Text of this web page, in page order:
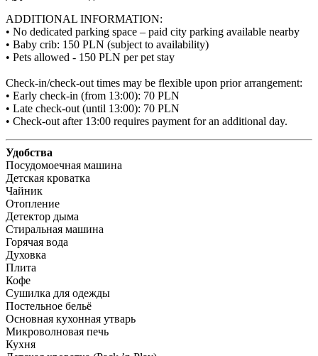
ADDITIONAL INFORMATION:
• No dedicated parking space – paid city parking available nearby
• Baby crib: 150 PLN (subject to availability)
• Pets allowed - 150 PLN per pet stay
Check-in/check-out times may be flexible upon prior arrangement:
• Early check-in (from 13:00): 70 PLN
• Late check-out (until 13:00): 70 PLN
• Check-out after 13:00 requires payment for an additional day.
Удобства
Посудомоечная машина
Детская кроватка
Чайник
Отопление
Детектор дыма
Стиральная машина
Горячая вода
Духовка
Плита
Кофе
Сушилка для одежды
Постельное бельё
Основная кухонная утварь
Микроволновая печь
Кухня